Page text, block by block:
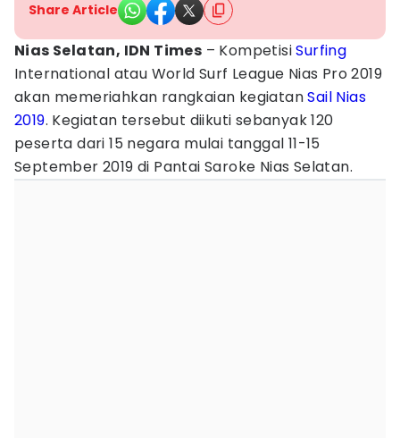
Share Article
Nias Selatan, IDN Times – KompetisiSurfing
International atau World Surf League Nias Pro 2019
akan memeriahkan rangkaian kegiatanSail Nias
2019. Kegiatan tersebut diikuti sebanyak 120
peserta dari 15 negara mulai tanggal 11-15
September 2019 di Pantai Saroke Nias Selatan.